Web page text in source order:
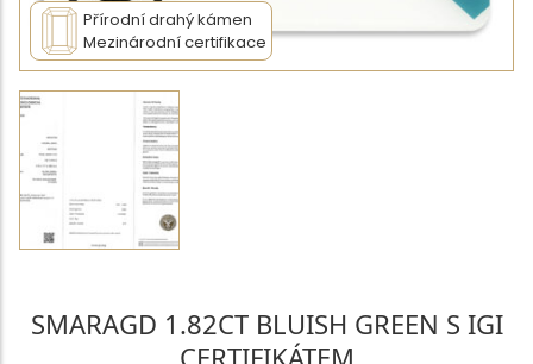
Přírodní drahý kámen
Mezinárodní certifikace
SMARAGD 1.82CT BLUISH GREEN S IGI